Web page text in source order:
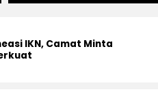
IKN, Camat Minta